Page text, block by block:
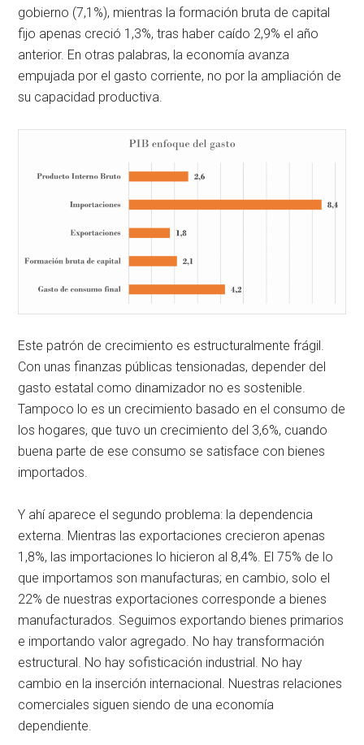
gobierno (7,1%), mientras la formación bruta de capital
fijo apenas creció 1,3%, tras haber caído 2,9% el año
anterior. En otras palabras, la economía avanza
empujada por el gasto corriente, no por la ampliación de
su capacidad productiva.
Este patrón de crecimiento es estructuralmente frágil.
Con unas finanzas públicas tensionadas, depender del
gasto estatal como dinamizador no es sostenible.
Tampoco lo es un crecimiento basado en el consumo de
los hogares, que tuvo un crecimiento del 3,6%, cuando
buena parte de ese consumo se satisface con bienes
importados.
Y ahí aparece el segundo problema: la dependencia
externa. Mientras las exportaciones crecieron apenas
1,8%, las importaciones lo hicieron al 8,4%. El 75% de lo
que importamos son manufacturas; en cambio, solo el
22% de nuestras exportaciones corresponde a bienes
manufacturados. Seguimos exportando bienes primarios
e importando valor agregado. No hay transformación
estructural. No hay sofisticación industrial. No hay
cambio en la inserción internacional. Nuestras relaciones
comerciales siguen siendo de una economía
dependiente.